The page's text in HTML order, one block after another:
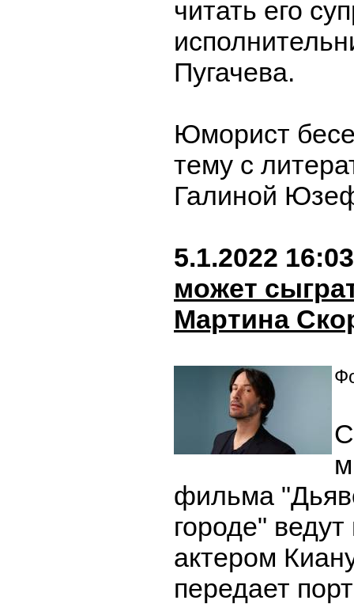
читать его
Пугачева.
Юморист
тему с
Галиной
5.1.2022 16:03
может
Мартина
фильма
городе"
актером
передает